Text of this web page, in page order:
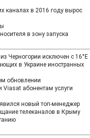
каналах в 2016 году вырос
в зону запуска
Черногории исключен с 16°E
в Украине иностранных
обновлении
абонентам услуги
новый топ-менеджер
телеканалов в Крыму